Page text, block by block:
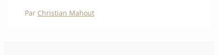
Par Christian Mahout